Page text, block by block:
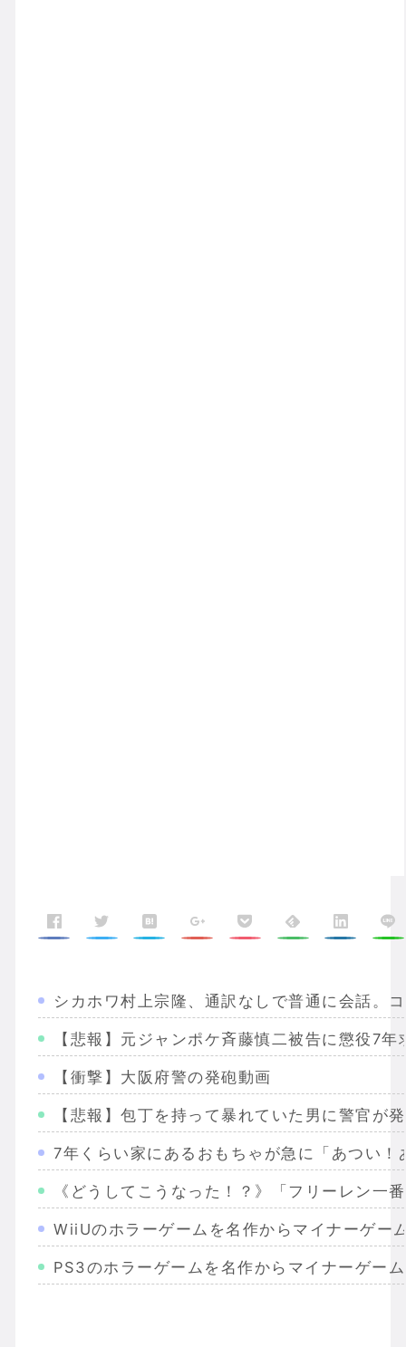
シカホワ村上宗隆、通訳なしで普通に会話。
【悲報】元ジャンポケ斉藤慎二被告に懲役7
【衝撃】大阪府警の発砲動画
【悲報】包丁を持って暴れていた男に警官が
7年くらい家にあるおもちゃが急に「あつい
《どうしてこうなった！？》「フリーレン
WiiUのホラーゲームを名作からマイナーゲー
PS3のホラーゲームを名作からマイナーゲー